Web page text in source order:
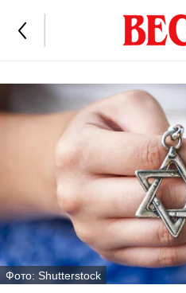
Фото: Shutterstock